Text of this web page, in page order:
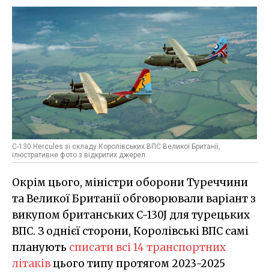
C-130 Hercules зі складу Королівських ВПС Великої Британії,
ілюстративне фото з відкритих джерел
Окрім цього, міністри оборони Туреччини
та Великої Британії обговорювали варіант з
викупом британських C-130J для турецьких
ВПС. З однієї сторони, Королівські ВПС самі
планують списати всі 14 транспортних
літаківцього типу протягом 2023-2025